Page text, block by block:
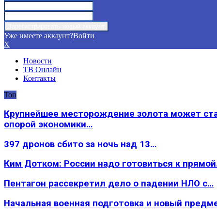
Уже имеете аккаунт?Войти
X
Новости
ТВ Онлайн
Контакты
Топ
Крупнейшее месторождение золота может
опорой экономики…
397 дронов сбито за ночь над 13…
Ким Дотком: России надо готовиться к
Пентагон рассекретил дело о падении НЛО с…
Начальная военная подготовка и новый